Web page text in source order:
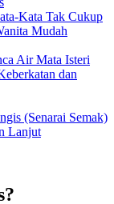
Kata Tak Cukup
Mudah
Air Mata Isteri
dan
(Senarai Semak)
Lanjut